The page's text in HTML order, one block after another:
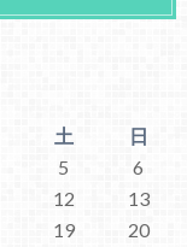
土
日
5
6
12
13
19
20